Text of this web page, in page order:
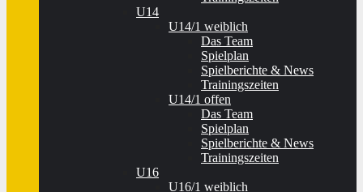
U14
U14/1 weiblich
Das Team
Spielplan
Spielberichte & News
Trainingszeiten
U14/1 offen
Das Team
Spielplan
Spielberichte & News
Trainingszeiten
U16
U16/1 weiblich